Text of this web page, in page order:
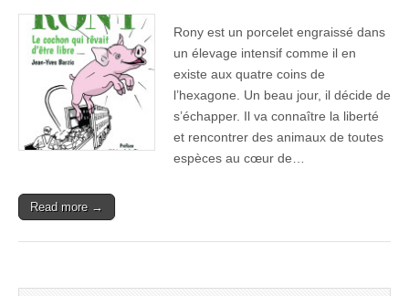
Rony est un porcelet engraissé dans
un élevage intensif comme il en
existe aux quatre coins de
l’hexagone. Un beau jour, il décide de
s’échapper. Il va connaître la liberté
et rencontrer des animaux de toutes
espèces au cœur de…
Read more →